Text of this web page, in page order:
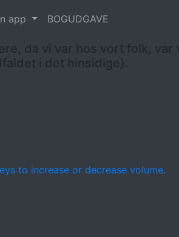
app BOGUDGAVE
da vi var hos vort folk, var vi
i det hinsidige).
to increase or decrease volume.